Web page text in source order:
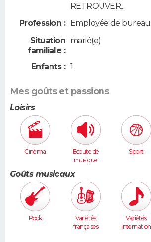
RETROUVER...
Profession :
Employée de bureau
Situation
familiale :
marié(e)
Enfants : 1
Mes goûts et passions
Loisirs
Cinéma
Ecoute de
musique
Sport
Goûts musicaux
Rock
Variétés
françaises
Variétés
internation